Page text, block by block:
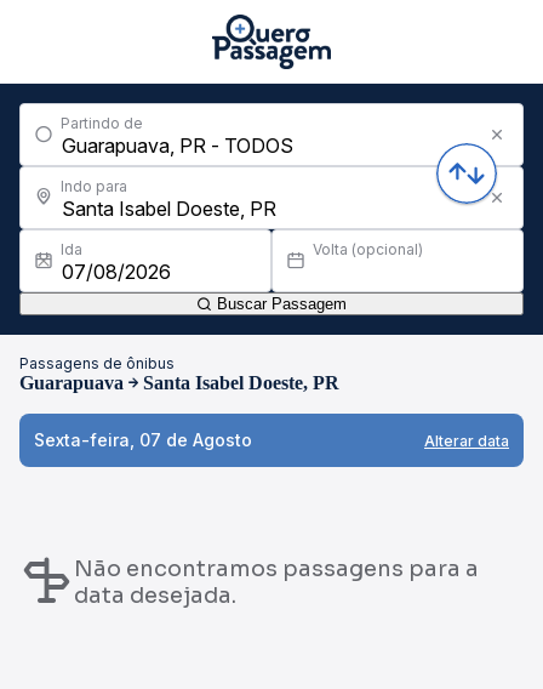
Partindo de
Indo para
Ida Volta (opcional)
Buscar Passagem
Passagens de ônibus
Guarapuava Santa Isabel Doeste, PR
Sexta-feira, 07 de Agosto Alterar data
Não encontramos passagens para a
data desejada.